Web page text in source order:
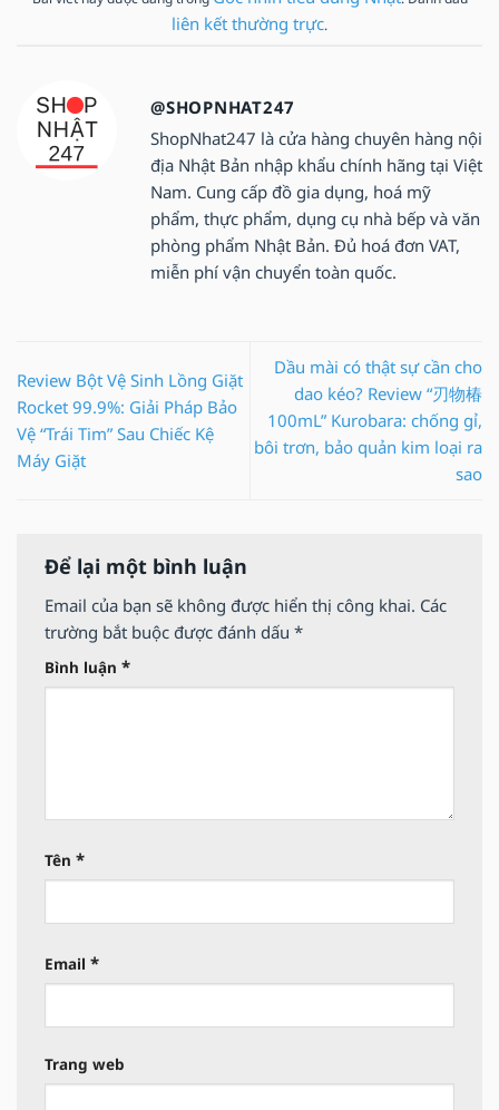
liên kết thường trực.
@SHOPNHAT247
ShopNhat247 là cửa hàng chuyên hàng nội
địa Nhật Bản nhập khẩu chính hãng tại Việt
Nam. Cung cấp đồ gia dụng, hoá mỹ
phẩm, thực phẩm, dụng cụ nhà bếp và văn
phòng phẩm Nhật Bản. Đủ hoá đơn VAT,
miễn phí vận chuyển toàn quốc.
Review Bột Vệ Sinh Lồng Giặt
Rocket 99.9%: Giải Pháp Bảo
Vệ “Trái Tim” Sau Chiếc Kệ
Máy Giặt
Dầu mài có thật sự cần cho
dao kéo? Review “刃物椿
100mL” Kurobara: chống gỉ,
bôi trơn, bảo quản kim loại ra
sao
Để lại một bình luận
Email của bạn sẽ không được hiển thị công khai. Các
trường bắt buộc được đánh dấu *
Bình luận *
Tên *
Email *
Trang web